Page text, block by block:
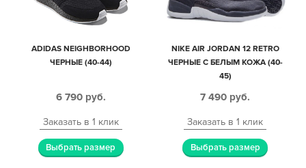
ADIDAS NEIGHBORHOOD
ЧЕРНЫЕ (40-44)
6 790 руб.
Заказать в 1 клик
Выбрать размер
NIKE AIR JORDAN 12 RETRO
ЧЕРНЫЕ С БЕЛЫМ КОЖА (40-
45)
7 490 руб.
Заказать в 1 клик
Выбрать размер